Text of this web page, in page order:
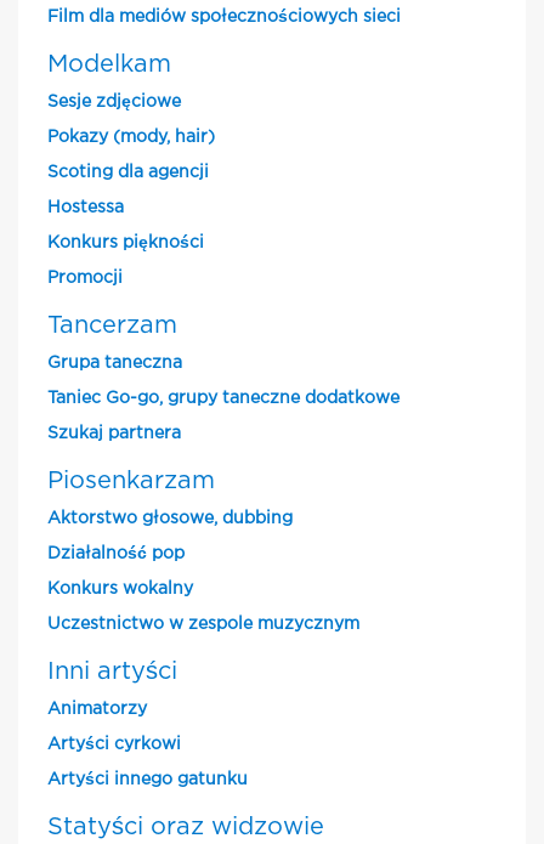
Film dla mediów społecznościowych sieci
Modelkam
Sesje zdjęciowe
Pokazy (mody, hair)
Scoting dla agencji
Hostessa
Konkurs piękności
Promocji
Tancerzam
Grupa taneczna
Taniec Go-go, grupy taneczne dodatkowe
Szukaj partnera
Piosenkarzam
Aktorstwo głosowe, dubbing
Działalność pop
Konkurs wokalny
Uczestnictwo w zespole muzycznym
Inni artyści
Animatorzy
Artyści cyrkowi
Artyści innego gatunku
Statyści oraz widzowie